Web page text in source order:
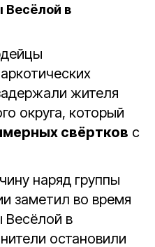
Весёлой в
жителя
округа, который
свёртков с
наряд группы
заметил во время
Весёлой в
остановили